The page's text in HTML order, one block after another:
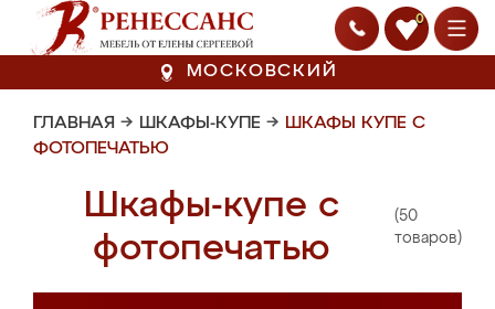
0
МОСКОВСКИЙ
ГЛАВНАЯ → ШКАФЫ-КУПЕ → ШКАФЫ КУПЕ С
ФОТОПЕЧАТЬЮ
Шкафы-купе с
фотопечатью
(50
товаров)